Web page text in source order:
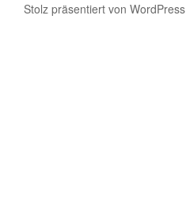
Stolz präsentiert von WordPress